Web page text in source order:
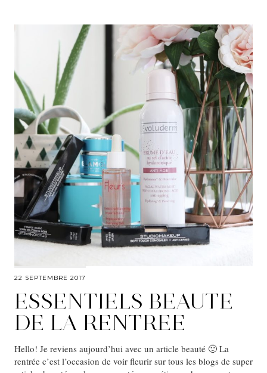
22 SEPTEMBRE 2017
ESSENTIELS BEAUTE
DE LA RENTREE
Hello! Je reviens aujourd’hui avec un article beauté 🙂 La
rentrée c’est l’occasion de voir fleurir sur tous les blogs de super